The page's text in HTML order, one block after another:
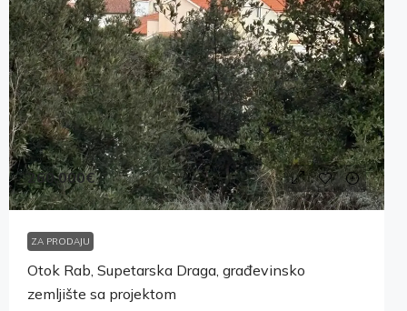
260,000€
ZA PRODAJU
Otok Rab, Supetarska Draga, građevinsko
zemljište sa projektom